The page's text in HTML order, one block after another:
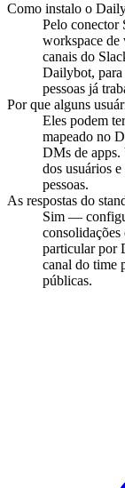
Como instalo o
Pelo conector
workspace de
canais do
Dailybot, para
pessoas já
Por que alguns
Eles podem
mapeado no
DMs de
dos usuários
pessoas.
As respostas do
Sim —
consolidações
particular por
canal do time
públicas.